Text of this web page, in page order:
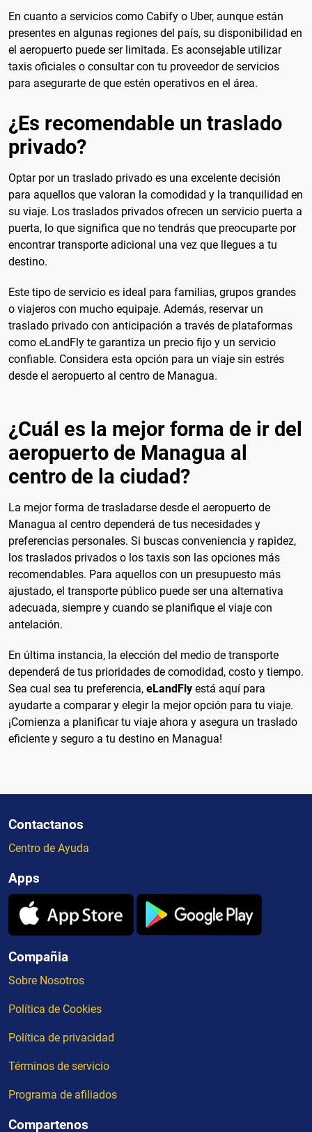
En cuanto a servicios como Cabify o Uber, aunque están
presentes en algunas regiones del país, su disponibilidad en
el aeropuerto puede ser limitada. Es aconsejable utilizar
taxis oficiales o consultar con tu proveedor de servicios
para asegurarte de que estén operativos en el área.
¿Es recomendable un traslado
privado?
Optar por un traslado privado es una excelente decisión
para aquellos que valoran la comodidad y la tranquilidad en
su viaje. Los traslados privados ofrecen un servicio puerta a
puerta, lo que significa que no tendrás que preocuparte por
encontrar transporte adicional una vez que llegues a tu
destino.
Este tipo de servicio es ideal para familias, grupos grandes
o viajeros con mucho equipaje. Además, reservar un
traslado privado con anticipación a través de plataformas
como eLandFly te garantiza un precio fijo y un servicio
confiable. Considera esta opción para un viaje sin estrés
desde el aeropuerto al centro de Managua.
¿Cuál es la mejor forma de ir del
aeropuerto de Managua al
centro de la ciudad?
La mejor forma de trasladarse desde el aeropuerto de
Managua al centro dependerá de tus necesidades y
preferencias personales. Si buscas conveniencia y rapidez,
los traslados privados o los taxis son las opciones más
recomendables. Para aquellos con un presupuesto más
ajustado, el transporte público puede ser una alternativa
adecuada, siempre y cuando se planifique el viaje con
antelación.
En última instancia, la elección del medio de transporte
dependerá de tus prioridades de comodidad, costo y tiempo.
Sea cual sea tu preferencia, eLandFly está aquí para
ayudarte a comparar y elegir la mejor opción para tu viaje.
¡Comienza a planificar tu viaje ahora y asegura un traslado
eficiente y seguro a tu destino en Managua!
Contactanos
Centro de Ayuda
Apps
Compañia
Sobre Nosotros
Política de Cookies
Política de privacidad
Términos de servicio
Programa de afiliados
Compartenos